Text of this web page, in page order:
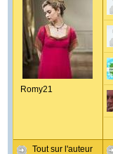
Romy21
Tout sur l'auteur